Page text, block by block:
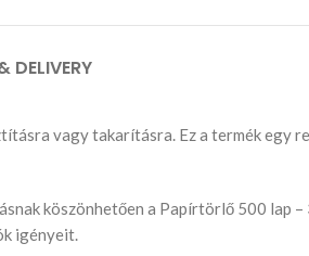
DELIVERY
vagy takarításra. Ez a termék egy
köszönhetően a Papírtörlő 500 lap –
igényeit.